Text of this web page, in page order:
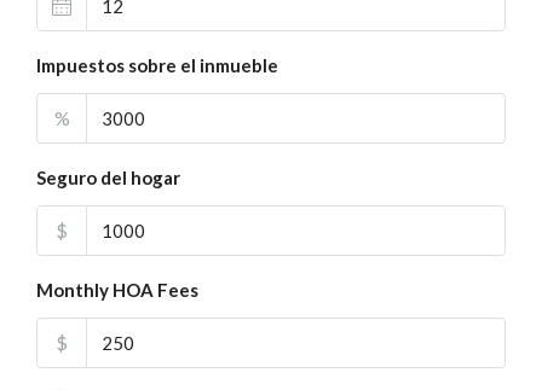
Impuestos sobre el inmueble
%
Seguro del hogar
$
Monthly HOA Fees
$